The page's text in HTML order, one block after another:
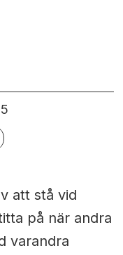
att stå vid
på när andra
varandra